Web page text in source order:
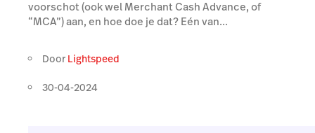
voorschot (ook wel Merchant Cash Advance, of
“MCA”) aan, en hoe doe je dat? Eén van...
Door Lightspeed
30-04-2024